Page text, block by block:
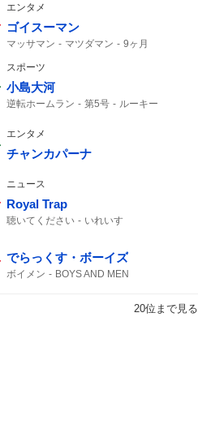
エンタメ
ゴイスーマン
マッサマン マツダマン 9ヶ月
スポーツ
小島大河
逆転ホームラン 第5号
ルーキー
エンタメ
チャンカパーナ
ニュース
Royal Trap
聴いてください いれいす
でらっくす・ボーイズ
ボイメン BOYS AND MEN
20位まで見る